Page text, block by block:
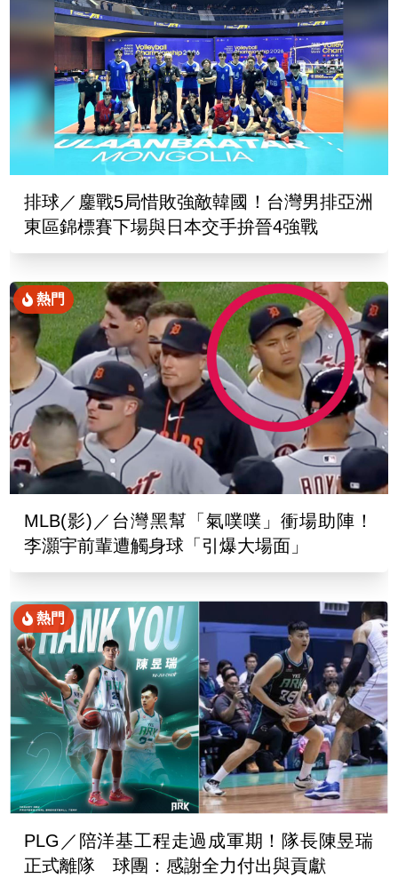
排球／鏖戰5局惜敗強敵韓國！台灣男排亞洲
東區錦標賽下場與日本交手拚晉4強戰
熱門
MLB(影)／台灣黑幫「氣噗噗」衝場助陣！
李灝宇前輩遭觸身球「引爆大場面」
熱門
PLG／陪洋基工程走過成軍期！隊長陳昱瑞
正式離隊 球團：感謝全力付出與貢獻